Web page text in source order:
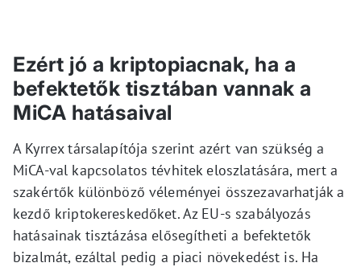
Ezért jó a kriptopiacnak, ha a
befektetők tisztában vannak a
MiCA hatásaival
A Kyrrex társalapítója szerint azért van szükség a
MiCA-val kapcsolatos tévhitek eloszlatására, mert a
szakértők különböző véleményei összezavarhatják a
kezdő kriptokereskedőket. Az EU-s szabályozás
hatásainak tisztázása elősegítheti a befektetők
bizalmát, ezáltal pedig a piaci növekedést is. Ha